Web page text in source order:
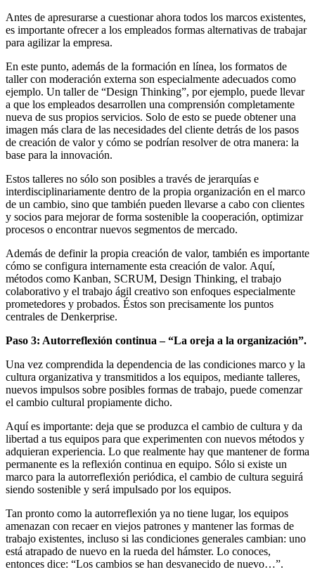
Antes de apresurarse a cuestionar ahora todos los marcos existentes,
es importante ofrecer a los empleados formas alternativas de trabajar
para agilizar la empresa.
En este punto, además de la formación en línea, los formatos de
taller con moderación externa son especialmente adecuados como
ejemplo. Un taller de “Design Thinking”, por ejemplo, puede llevar
a que los empleados desarrollen una comprensión completamente
nueva de sus propios servicios. Solo de esto se puede obtener una
imagen más clara de las necesidades del cliente detrás de los pasos
de creación de valor y cómo se podrían resolver de otra manera: la
base para la innovación.
Estos talleres no sólo son posibles a través de jerarquías e
interdisciplinariamente dentro de la propia organización en el marco
de un cambio, sino que también pueden llevarse a cabo con clientes
y socios para mejorar de forma sostenible la cooperación, optimizar
procesos o encontrar nuevos segmentos de mercado.
Además de definir la propia creación de valor, también es importante
cómo se configura internamente esta creación de valor. Aquí,
métodos como Kanban, SCRUM, Design Thinking, el trabajo
colaborativo y el trabajo ágil creativo son enfoques especialmente
prometedores y probados. Éstos son precisamente los puntos
centrales de Denkerprise.
Paso 3: Autorreflexión continua – “La oreja a la organización”.
Una vez comprendida la dependencia de las condiciones marco y la
cultura organizativa y transmitidos a los equipos, mediante talleres,
nuevos impulsos sobre posibles formas de trabajo, puede comenzar
el cambio cultural propiamente dicho.
Aquí es importante: deja que se produzca el cambio de cultura y da
libertad a tus equipos para que experimenten con nuevos métodos y
adquieran experiencia. Lo que realmente hay que mantener de forma
permanente es la reflexión continua en equipo. Sólo si existe un
marco para la autorreflexión periódica, el cambio de cultura seguirá
siendo sostenible y será impulsado por los equipos.
Tan pronto como la autorreflexión ya no tiene lugar, los equipos
amenazan con recaer en viejos patrones y mantener las formas de
trabajo existentes, incluso si las condiciones generales cambian: uno
está atrapado de nuevo en la rueda del hámster. Lo conoces,
entonces dice: “Los cambios se han desvanecido de nuevo…”.